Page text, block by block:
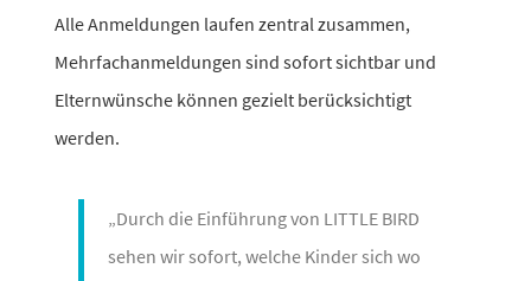
Alle Anmeldungen laufen zentral zusammen,
Mehrfachanmeldungen sind sofort sichtbar und
Elternwünsche können gezielt berück­sich­tigt
werden.
„Durch die Einführung von LITTLE BIRD
sehen wir sofort, welche Kinder sich wo